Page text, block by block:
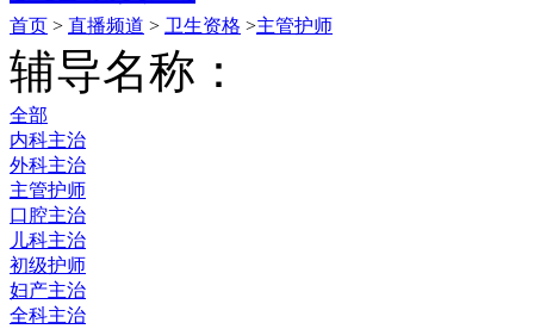
首页 > 直播频道 > 卫生资格 >主管护师
辅导名称：
全部
内科主治
外科主治
主管护师
口腔主治
儿科主治
初级护师
妇产主治
全科主治